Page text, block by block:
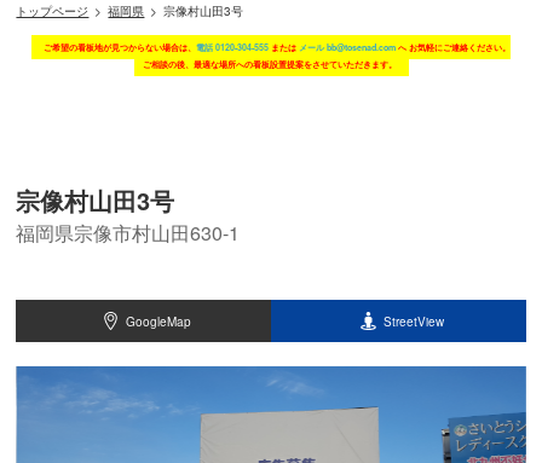
トップページ 福岡県 宗像村山田3号
ご希望の看板地が見つからない場合は、 電話 0120-304-555 または メール bb@tosenad.com へ お気軽にご連絡ください。
ご相談の後、最適な場所への看板設置提案をさせていただきます。
宗像村山田3号
福岡県宗像市村山田630-1
GoogleMap StreetView